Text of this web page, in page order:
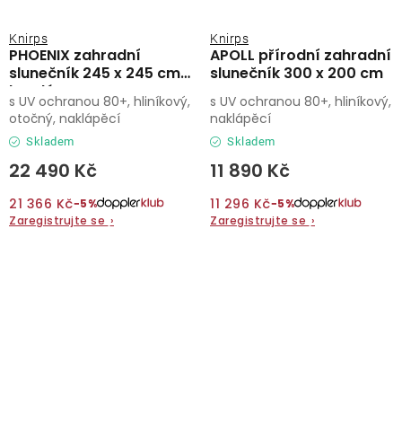
PHOENIX zahradní
slunečník 245 x 245 cm
bordó
Knirps
Skladem
22 490 Kč
21 366 Kč−5%
Zaregistrujte se ›
s UV ochranou 80+, hliníkový,
otočný, naklápěcí
APOLL přírodní zahradní
slunečník 300 x 200 cm
Knirps
Skladem
11 890 Kč
11 296 Kč−5%
Zaregistrujte se ›
s UV ochranou 80+, hliníkový,
naklápěcí